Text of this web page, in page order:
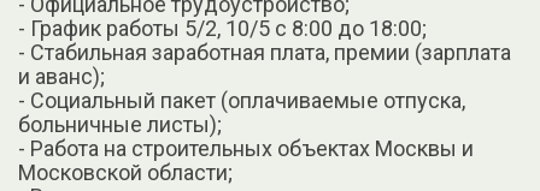
- График работы 5/2, 10/5 с 8:00 до 18:00;
- Стабильная заработная плата, премии (зарплата
и аванс);
- Социальный пакет (оплачиваемые отпуска,
больничные листы);
- Работа на строительных объектах Москвы и
Московской области;